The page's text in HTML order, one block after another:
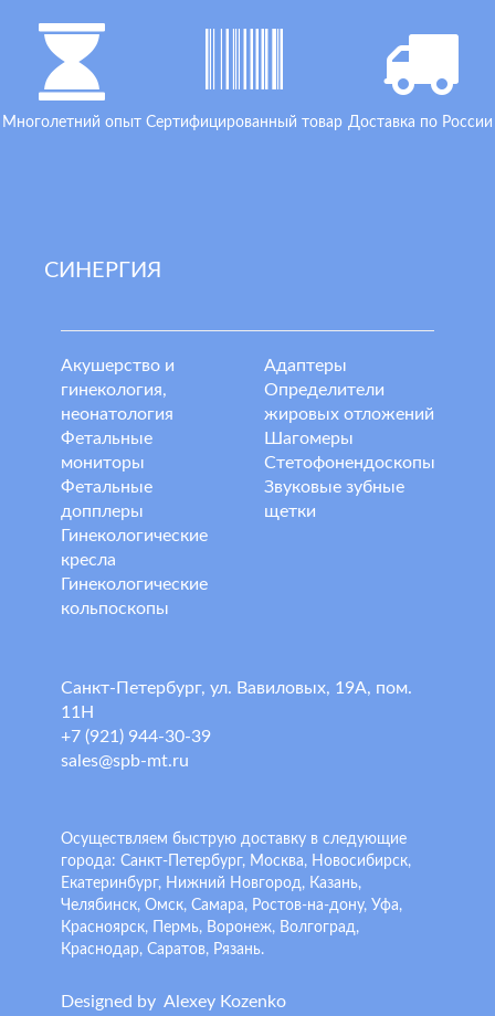
Многолетний опыт Сертифицированный товар Доставка по России
СИНЕРГИЯ
Акушерство и
гинекология,
неонатология
Фетальные
мониторы
Фетальные
допплеры
Гинекологические
кресла
Гинекологические
кольпоскопы
Адаптеры
Определители
жировых отложений
Шагомеры
Стетофонендоскопы
Звуковые зубные
щетки
Санкт-Петербург, ул. Вавиловых, 19А, пом.
11Н
+7 (921) 944-30-39
sales@spb-mt.ru
Осуществляем быструю доставку в следующие
города: Санкт-Петербург, Москва, Новосибирск,
Екатеринбург, Нижний Новгород, Казань,
Челябинск, Омск, Самара, Ростов-на-дону, Уфа,
Красноярск, Пермь, Воронеж, Волгоград,
Краснодар, Саратов, Рязань.
Designed by A lexey Kozenko